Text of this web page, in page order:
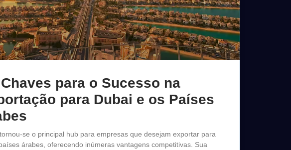
para o Sucesso na
para Dubai e os Países
se o principal hub para empresas que desejam exportar para
árabes, oferecendo inúmeras vantagens competitivas. Sua